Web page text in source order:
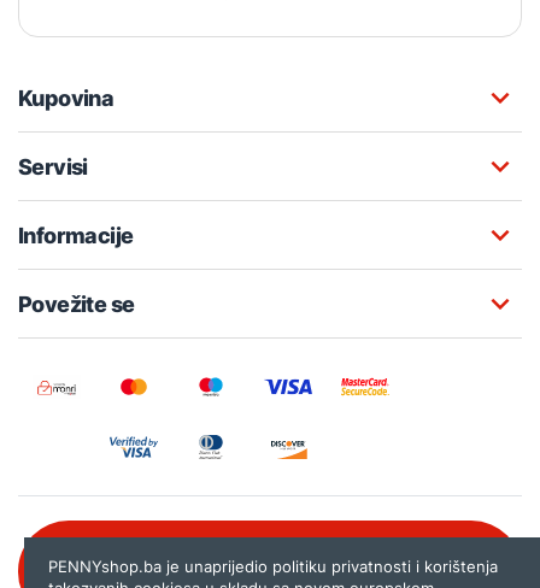
Kupovina
Servisi
Informacije
Povežite se
PENNYshop.ba je unaprijedio politiku privatnosti i korištenja